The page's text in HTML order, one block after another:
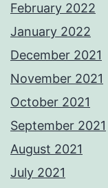
February 2022
January 2022
December 2021
November 2021
October 2021
September 2021
August 2021
July 2021